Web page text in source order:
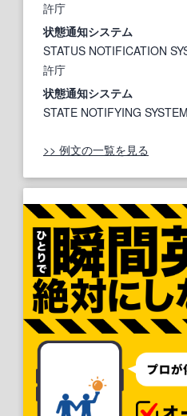
許庁
状態通知システム
STATUS NOTIFICATION
許庁
状態通知システム
STATE NOTIFYING SYSTEM
>> 例文の一覧を見る